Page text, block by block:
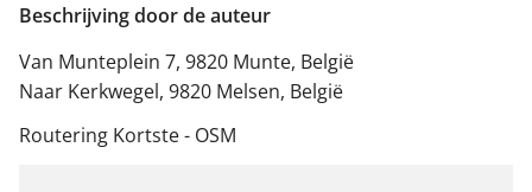
Beschrijving door de auteur
Van Munteplein 7, 9820 Munte, België
Naar Kerkwegel, 9820 Melsen, België
Routering Kortste - OSM